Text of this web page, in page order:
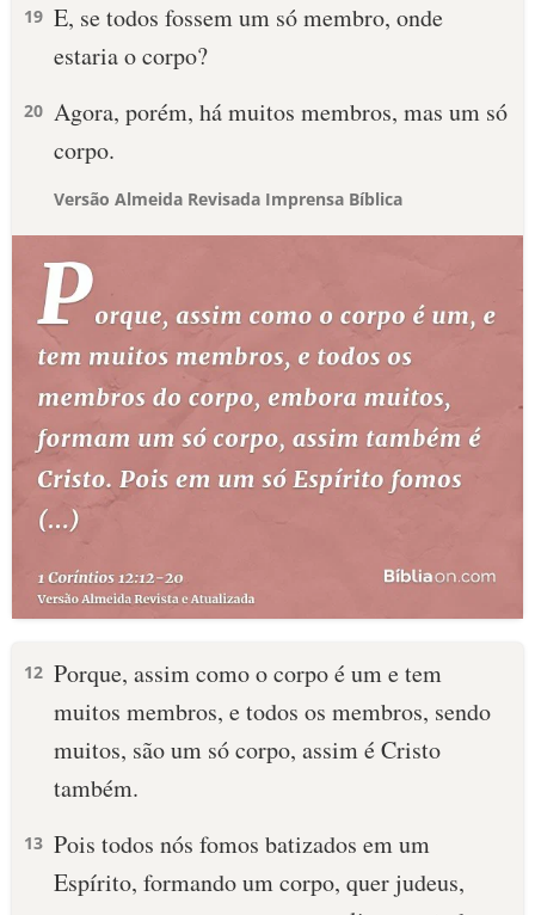
19 E, se todos fossem um só membro, onde
estaria o corpo?
20 Agora, porém, há muitos membros, mas um só
corpo.
Versão Almeida Revisada Imprensa Bíblica
12 Porque, assim como o corpo é um e tem
muitos membros, e todos os membros, sendo
muitos, são um só corpo, assim é Cristo
também.
13 Pois todos nós fomos batizados em um
Espírito, formando um corpo, quer judeus,